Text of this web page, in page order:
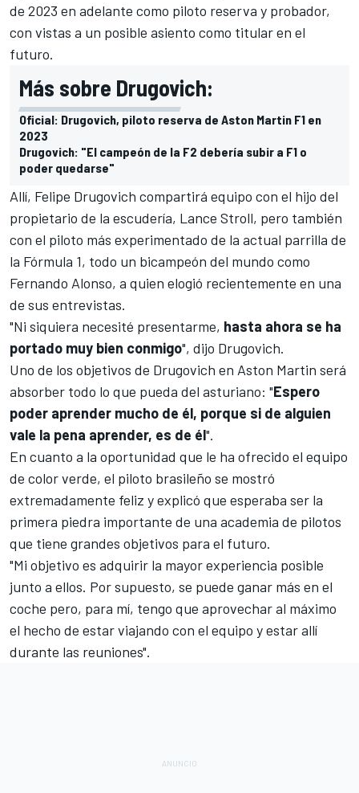
de 2023 en adelante como piloto reserva y probador,
con vistas a un posible asiento como titular en el
futuro.
Más sobre Drugovich:
Oficial: Drugovich, piloto reserva de Aston Martin F1 en
2023
Drugovich: "El campeón de la F2 debería subir a F1 o
poder quedarse"
Allí, Felipe Drugovich compartirá equipo con el hijo del
propietario de la escudería, Lance Stroll, pero también
con el piloto más experimentado de la actual parrilla de
la Fórmula 1, todo un bicampeón del mundo como
Fernando Alonso, a quien elogió recientemente en una
de sus entrevistas.
"Ni siquiera necesité presentarme, hasta ahora se ha
portado muy bien conmigo", dijo Drugovich.
Uno de los objetivos de Drugovich en Aston Martin será
absorber todo lo que pueda del asturiano: "Espero
poder aprender mucho de él, porque si de alguien
vale la pena aprender, es de él".
En cuanto a la oportunidad que le ha ofrecido el equipo
de color verde, el piloto brasileño se mostró
extremadamente feliz y explicó que esperaba ser la
primera piedra importante de una academia de pilotos
que tiene grandes objetivos para el futuro.
"Mi objetivo es adquirir la mayor experiencia posible
junto a ellos. Por supuesto, se puede ganar más en el
coche pero, para mí, tengo que aprovechar al máximo
el hecho de estar viajando con el equipo y estar allí
durante las reuniones".